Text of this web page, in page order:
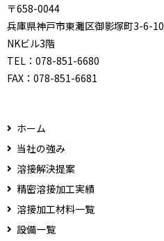
〒658-0044
兵庫県神戸市東灘区御影塚町3-6-10
NKビル3階
TEL： 078-851-6680
FAX： 078-851-6681
ホーム
当社の強み
溶接解決提案
精密溶接加工実績
溶接加工材料一覧
設備一覧